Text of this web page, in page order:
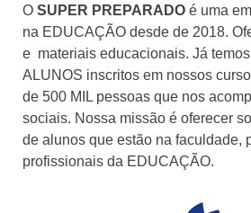
O SUPER PREPARADO é uma
na EDUCAÇÃO desde de 2018.
e materiais educacionais. Já
ALUNOS inscritos em nossos
de 500 MIL pessoas que nos
sociais. Nossa missão é oferecer
de alunos que estão na faculdade,
profissionais da EDUCAÇÃO.